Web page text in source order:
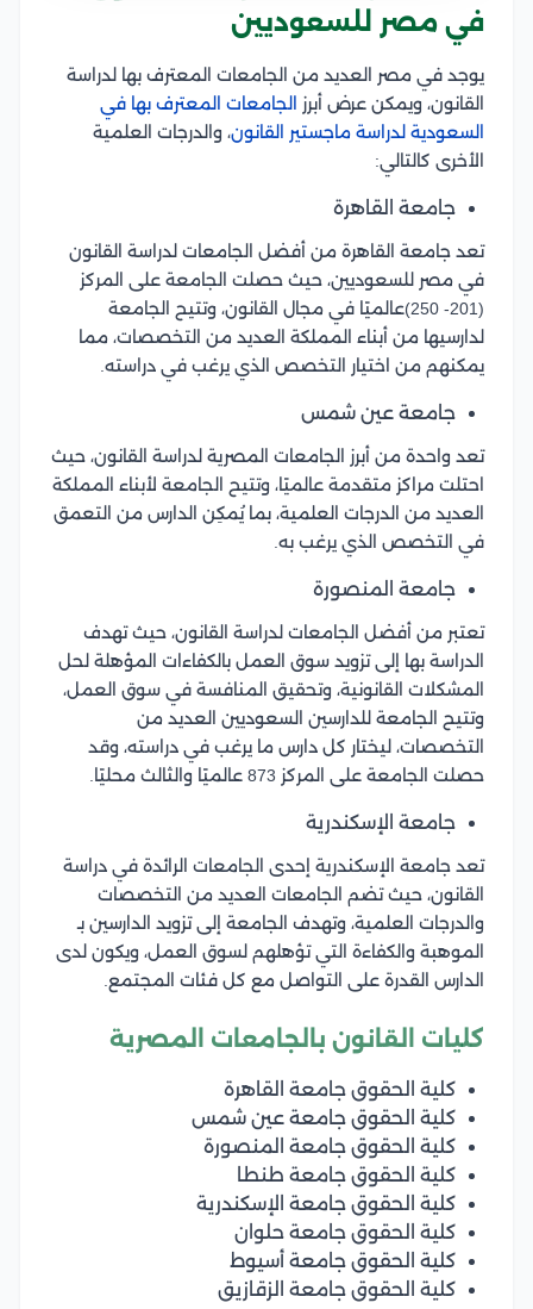
في مصر للسعوديين
يوجد في مصر العديد من الجامعات المعترف بها لدراسة
القانون، ويمكن عرض أبرز
الجامعات المعترف بها في
السعودية لدراسة ماجستير القانون، والدرجات العلمية
الأخرى كالتالي:
جامعة القاهرة
تعد جامعة القاهرة من أفضل الجامعات لدراسة القانون
في مصر للسعوديين، حيث حصلت الجامعة على المركز
(201- 250)عالميًا في مجال القانون، وتتيح الجامعة
لدارسيها من أبناء المملكة العديد من التخصصات، مما
يمكنهم من اختيار التخصص الذي يرغب في دراسته.
جامعة عين شمس
تعد واحدة من أبرز الجامعات المصرية لدراسة القانون، حيث
احتلت مراكز متقدمة عالميًا، وتتيح الجامعة لأبناء المملكة
العديد من الدرجات العلمية، بما يُمكِن الدارس من التعمق
في التخصص الذي يرغب به.
جامعة المنصورة
تعتبر من أفضل الجامعات لدراسة القانون، حيث تهدف
الدراسة بها إلى تزويد سوق العمل بالكفاءات المؤهلة لحل
المشكلات القانونية، وتحقيق المنافسة في سوق العمل،
وتتيح الجامعة للدارسين السعوديين العديد من
التخصصات، ليختار كل دارس ما يرغب في دراسته، وقد
حصلت الجامعة على المركز 873 عالميًا والثالث محليًا.
جامعة الإسكندرية
تعد جامعة الإسكندرية إحدى الجامعات الرائدة في دراسة
القانون، حيث تضم الجامعات العديد من التخصصات
والدرجات العلمية، وتهدف الجامعة إلى تزويد الدارسين بـ
الموهبة والكفاءة التي تؤهلهم لسوق العمل، ويكون لدى
الدارس القدرة على التواصل مع كل فئات المجتمع.
كليات القانون بالجامعات المصرية
كلية الحقوق جامعة القاهرة
كلية الحقوق جامعة عين شمس
كلية الحقوق جامعة المنصورة
كلية الحقوق جامعة طنطا
كلية الحقوق جامعة الإسكندرية
كلية الحقوق جامعة حلوان
كلية الحقوق جامعة أسيوط
كلية الحقوق جامعة الزقازيق